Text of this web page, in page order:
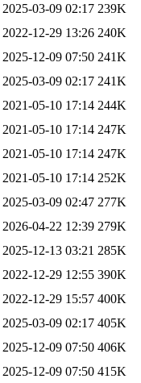
2025-03-09 02:17 239K
2022-12-29 13:26 240K
2025-12-09 07:50 241K
2025-03-09 02:17 241K
2021-05-10 17:14 244K
2021-05-10 17:14 247K
2021-05-10 17:14 247K
2021-05-10 17:14 252K
2025-03-09 02:47 277K
2026-04-22 12:39 279K
2025-12-13 03:21 285K
2022-12-29 12:55 390K
2022-12-29 15:57 400K
2025-03-09 02:17 405K
2025-12-09 07:50 406K
2025-12-09 07:50 415K